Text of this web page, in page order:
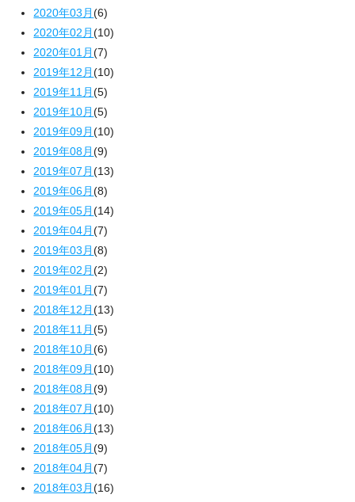
2020年03月(6)
2020年02月(10)
2020年01月(7)
2019年12月(10)
2019年11月(5)
2019年10月(5)
2019年09月(10)
2019年08月(9)
2019年07月(13)
2019年06月(8)
2019年05月(14)
2019年04月(7)
2019年03月(8)
2019年02月(2)
2019年01月(7)
2018年12月(13)
2018年11月(5)
2018年10月(6)
2018年09月(10)
2018年08月(9)
2018年07月(10)
2018年06月(13)
2018年05月(9)
2018年04月(7)
2018年03月(16)